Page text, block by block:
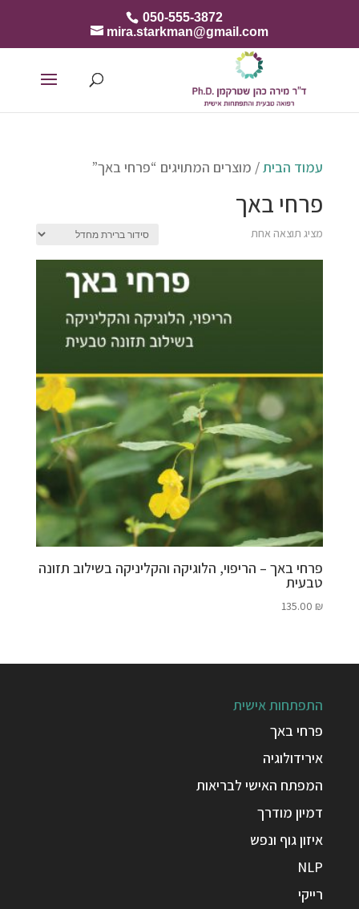
050-555-3872
mira.starkman@gmail.com
עמוד הבית/ מוצרים המתויגים “פרחי באך”
פרחי באך
מציג תוצאה אחת
פרחי באך – הריפוי, הלוגיקה והקליניקה בשילוב תזונה
טבעית
135.00 ₪
התפתחות אישית
פרחי באך
אירידולוגיה
המפתח האישי לבריאות
דמיון מודרך
איזון גוף ונפש
NLP
רייקי